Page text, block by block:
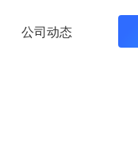
公司动态